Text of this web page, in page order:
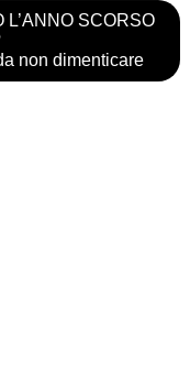
SCORSO
non dimenticare